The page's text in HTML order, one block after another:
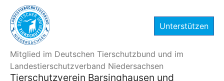
Inhalt
springen
Unterstützen
Tierschutzverein Barsinghausen und
Mitglied im Deutschen Tierschutzbund und im
Landestierschutzverband Niedersachsen